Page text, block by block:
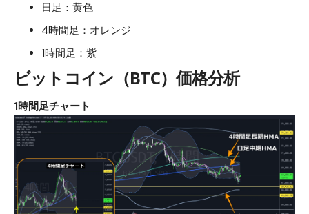
日足：黄色
4時間足：オレンジ
1時間足：紫
ビットコイン（BTC）価格分析
1時間足チャート